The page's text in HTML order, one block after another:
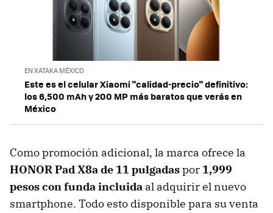
EN XATAKA MÉXICO
Este es el celular Xiaomi "calidad-precio" definitivo:
los 6,500 mAh y 200 MP más baratos que verás en
México
Como promoción adicional, la marca ofrece la
HONOR Pad X8a de 11 pulgadaspor 1,999
pesos con funda incluida al adquirir el nuevo
smartphone. Todo esto disponible para su venta